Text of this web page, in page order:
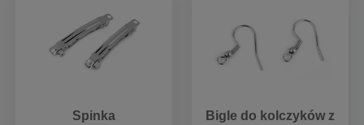
Spinka
Bigle do kolczyków z